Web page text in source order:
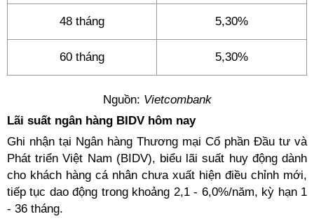
48 tháng 5,30%
60 tháng 5,30%
Nguồn: Vietcombank
Lãi suất ngân hàng BIDV hôm nay
Ghi nhận tại Ngân hàng Thương mại Cổ phần Đầu tư và
Phát triển Việt Nam (BIDV), biểu lãi suất huy động dành
cho khách hàng cá nhân chưa xuất hiện điều chỉnh mới,
tiếp tục dao động trong khoảng 2,1 - 6,0%/năm, kỳ hạn 1
- 36 tháng.